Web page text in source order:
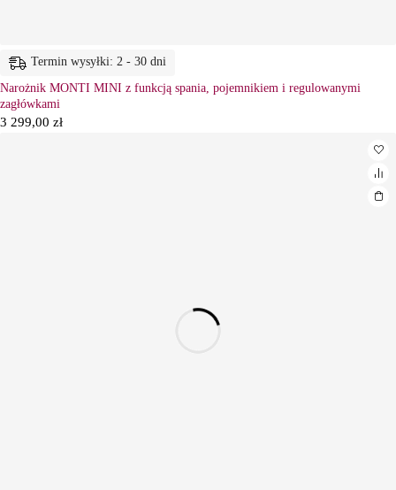
Termin wysyłki: 2 - 30 dni
Narożnik MONTI MINI z funkcją spania, pojemnikiem i regulowanymi
zagłówkami
3 299,00 zł